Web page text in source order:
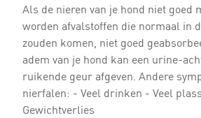
Als de nieren van je hond niet goed
worden afvalstoffen die normaal in
zouden komen, niet goed
adem van je hond kan een urine-
ruikende geur afgeven. Andere
nierfalen: - Veel drinken - Veel
Gewichtverlies